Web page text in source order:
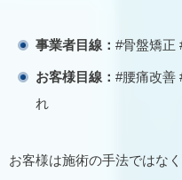
事業者目線： #骨盤矯正
お客様目線： #腰痛改善
れ
お客様は施術の手法ではな